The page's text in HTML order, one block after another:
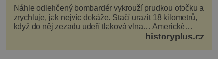
Náhle odlehčený bombardér vykrouží prudkou otočku a
zrychluje, jak nejvíc dokáže. Stačí urazit 18 kilometrů,
když do něj zezadu udeří tlaková vlna… Americké
rozhodnutí svrhnout ničivou jadernou bombu ...historyplus.cz